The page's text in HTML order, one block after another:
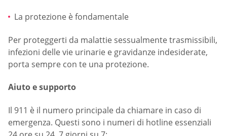
La protezione è fondamentale
Per proteggerti da malattie sessualmente trasmissibili,
infezioni delle vie urinarie e gravidanze indesiderate,
porta sempre con te una protezione.
Aiuto e supporto
Il 911 è il numero principale da chiamare in caso di
emergenza. Questi sono i numeri di hotline essenziali